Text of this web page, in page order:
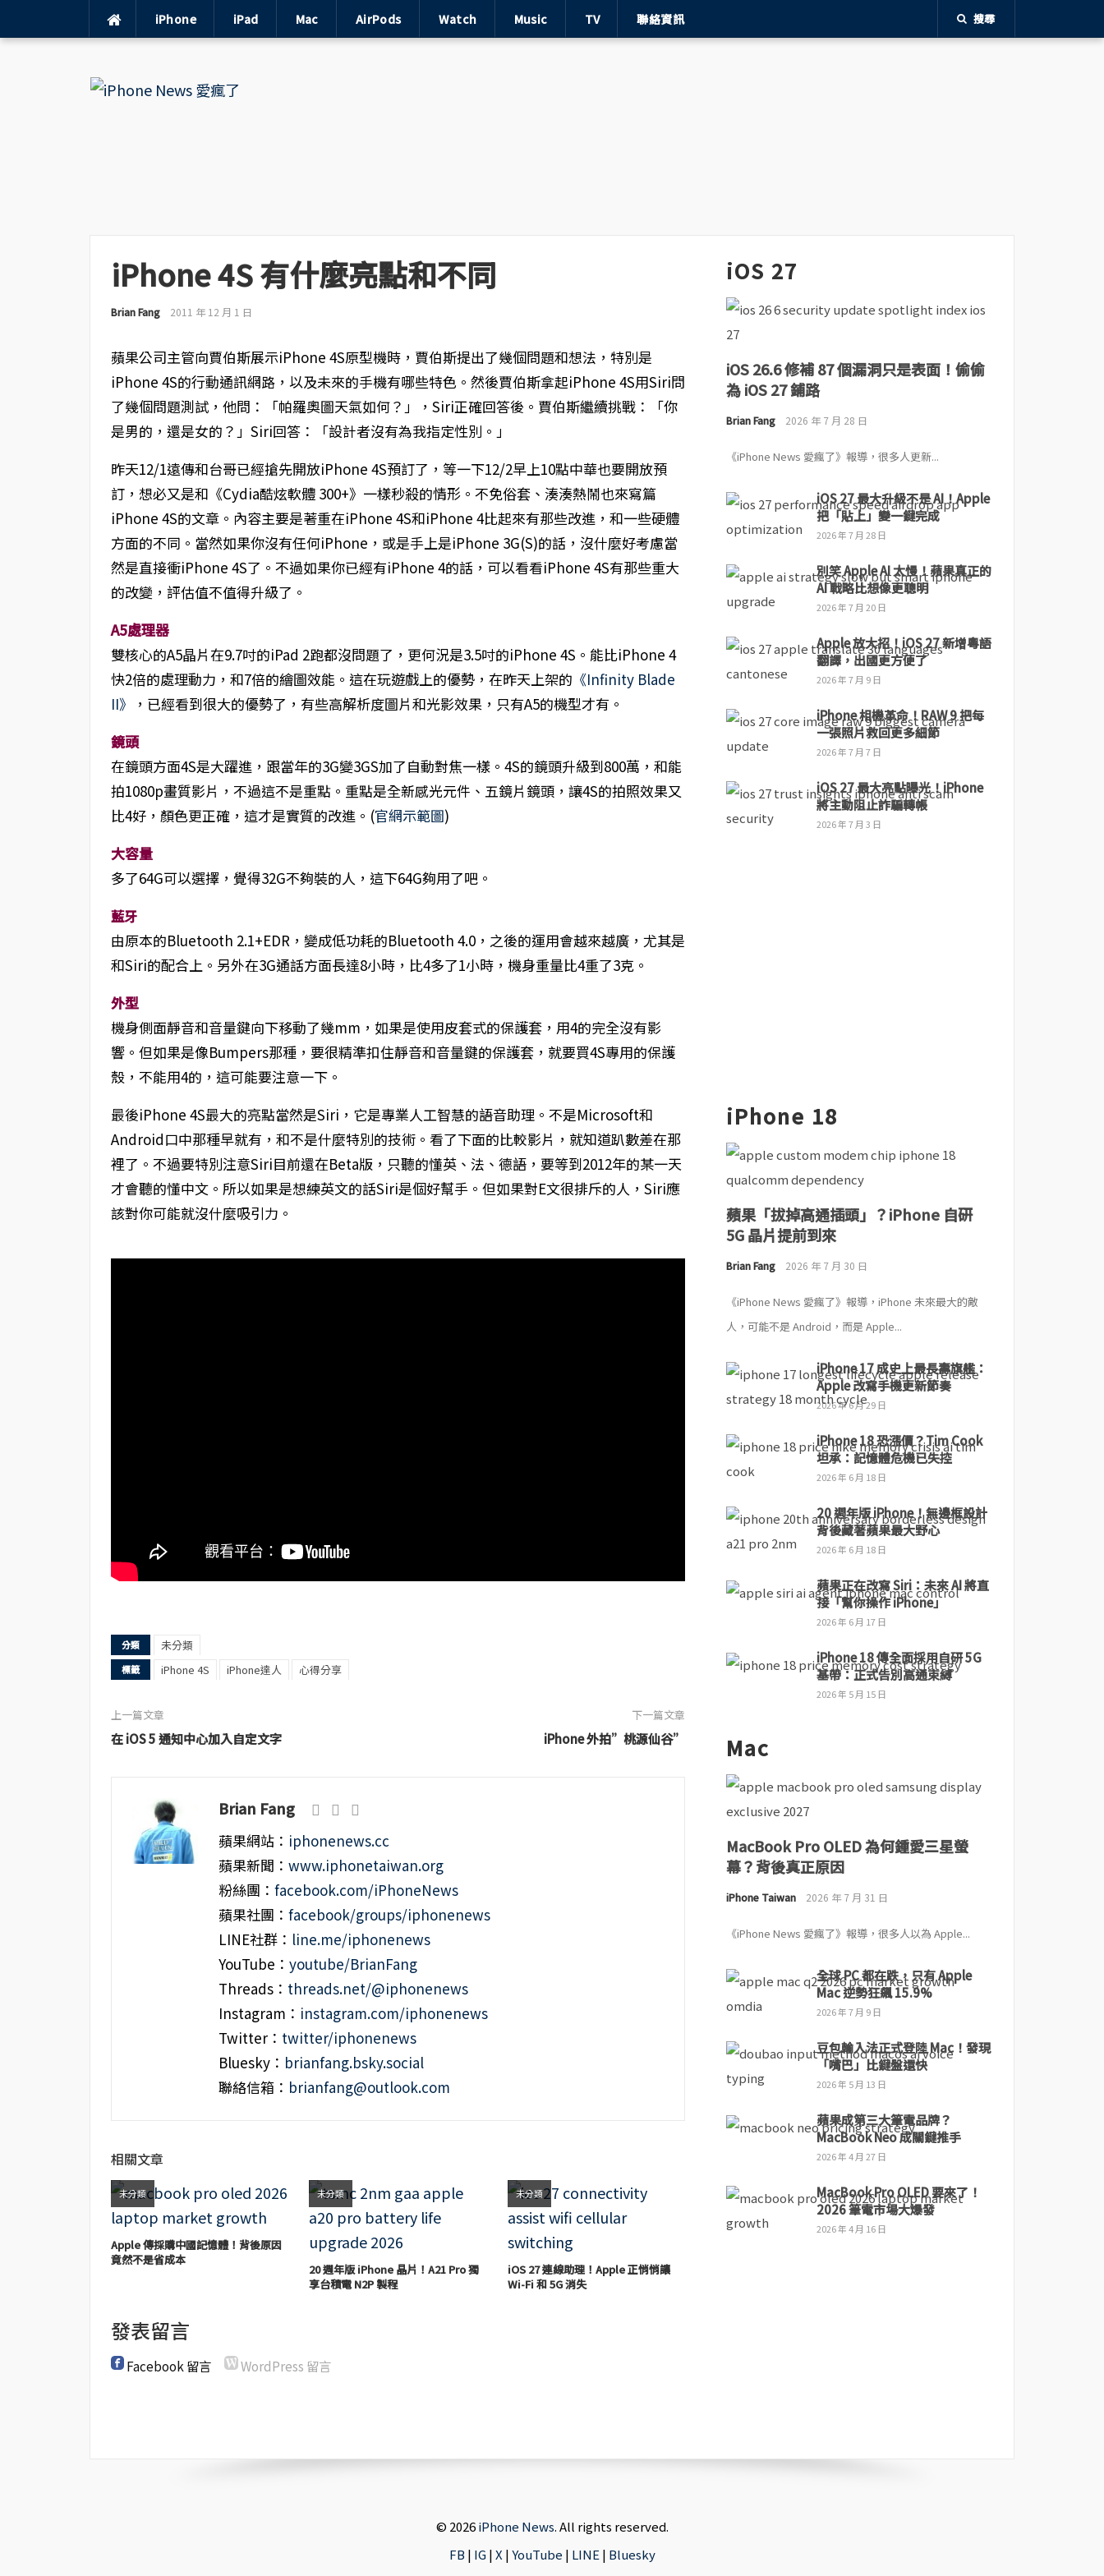
iPhone iPad Mac AirPods Watch Music TV 聯絡資訊 搜尋
iPhone 4S 有什麼亮點和不同
Brian Fang 2011 年 12 月 1 日
蘋果公司主管向賈伯斯展示iPhone 4S原型機時，賈伯斯提出了幾個問題和想法，特別是
iPhone 4S的行動通訊網路，以及未來的手機有哪些特色。然後賈伯斯拿起iPhone 4S用Siri問
了幾個問題測試，他問：「帕羅奧圖天氣如何？」，Siri正確回答後。賈伯斯繼續挑戰：「你
是男的，還是女的？」Siri回答：「設計者沒有為我指定性別。」
昨天12/1遠傳和台哥已經搶先開放iPhone 4S預訂了，等一下12/2早上10點中華也要開放預
訂，想必又是和《Cydia酷炫軟體 300+》一樣秒殺的情形。不免俗套、湊湊熱鬧也來寫篇
iPhone 4S的文章。內容主要是著重在iPhone 4S和iPhone 4比起來有那些改進，和一些硬體
方面的不同。當然如果你沒有任何iPhone，或是手上是iPhone 3G(S)的話，沒什麼好考慮當
然是直接衝iPhone 4S了。不過如果你已經有iPhone 4的話，可以看看iPhone 4S有那些重大
的改變，評估值不值得升級了。
A5處理器
雙核心的A5晶片在9.7吋的iPad 2跑都沒問題了，更何況是3.5吋的iPhone 4S。能比iPhone 4
快2倍的處理動力，和7倍的繪圖效能。這在玩遊戲上的優勢，在昨天上架的 《Infinity Blade
II》
，已經看到很大的優勢了，有些高解析度圖片和光影效果，只有A5的機型才有。
鏡頭
在鏡頭方面4S是大躍進，跟當年的3G變3GS加了自動對焦一樣。4S的鏡頭升級到800萬，和能
拍1080p畫質影片，不過這不是重點。重點是全新感光元件、五鏡片鏡頭，讓4S的拍照效果又
比4好，顏色更正確，這才是實質的改進。(官網示範圖)
大容量
多了64G可以選擇，覺得32G不夠裝的人，這下64G夠用了吧。
藍牙
由原本的Bluetooth 2.1+EDR，變成低功耗的Bluetooth 4.0，之後的運用會越來越廣，尤其是
和Siri的配合上。另外在3G通話方面長達8小時，比4多了1小時，機身重量比4重了3克。
外型
機身側面靜音和音量鍵向下移動了幾mm，如果是使用皮套式的保護套，用4的完全沒有影
響。但如果是像Bumpers那種，要很精準扣住靜音和音量鍵的保護套，就要買4S專用的保護
殼，不能用4的，這可能要注意一下。
最後iPhone 4S最大的亮點當然是Siri，它是專業人工智慧的語音助理。不是Microsoft和
Android口中那種早就有，和不是什麼特別的技術。看了下面的比較影片，就知道趴數差在那
裡了。不過要特別注意Siri目前還在Beta版，只聽的懂英、法、德語，要等到2012年的某一天
才會聽的懂中文。所以如果是想練英文的話Siri是個好幫手。但如果對E文很排斥的人，Siri應
該對你可能就沒什麼吸引力。
分類 未分類
標籤 iPhone 4S iPhone達人 心得分享
上一篇文章
在 iOS 5 通知中心加入自定文字
下一篇文章
iPhone 外拍”桃源仙谷”
Brian Fang
蘋果網站： iphonenews.cc
蘋果新聞： www.iphonetaiwan.org
粉絲團： facebook.com/iPhoneNews
蘋果社團： facebook/groups/iphonenews
LINE社群： line.me/iphonenews
YouTube： youtube/BrianFang
Threads： threads.net/@iphonenews
Instagram： instagram.com/iphonenews
Twitter： twitter/iphonenews
Bluesky： brianfang.bsky.social
聯絡信箱： brianfang@outlook.com
相關文章
未分類
Apple 傳採購中國記憶體！背後原因
竟然不是省成本
未分類
20 週年版 iPhone 晶片！A21 Pro 獨
享台積電 N2P 製程
未分類
iOS 27 連線助理！Apple 正悄悄讓
Wi-Fi 和 5G 消失
發表留言
Facebook 留言 WordPress 留言
iOS 27
iOS 26.6 修補 87 個漏洞只是表面！偷偷
為 iOS 27 鋪路
Brian Fang 2026 年 7 月 28 日
《iPhone News 愛瘋了》報導，很多人更新...
iOS 27 最大升級不是 AI！Apple
把「貼上」變一鍵完成
2026 年 7 月 28 日
別笑 Apple AI 太慢！蘋果真正的
AI 戰略比想像更聰明
2026 年 7 月 20 日
Apple 放大招！iOS 27 新增粵語
翻譯，出國更方便了
2026 年 7 月 9 日
iPhone 相機革命！RAW 9 把每
一張照片救回更多細節
2026 年 7 月 7 日
iOS 27 最大亮點曝光！iPhone
將主動阻止詐騙轉帳
2026 年 7 月 3 日
iPhone 18
蘋果「拔掉高通插頭」？iPhone 自研
5G 晶片提前到來
Brian Fang 2026 年 7 月 30 日
《iPhone News 愛瘋了》報導，iPhone 未來最大的敵
人，可能不是 Android，而是 Apple...
iPhone 17 成史上最長壽旗艦：
Apple 改寫手機更新節奏
2026 年 6 月 29 日
iPhone 18 恐漲價？Tim Cook
坦承：記憶體危機已失控
2026 年 6 月 18 日
20 週年版 iPhone！無邊框設計
背後藏著蘋果最大野心
2026 年 6 月 18 日
蘋果正在改寫 Siri：未來 AI 將直
接「幫你操作 iPhone」
2026 年 6 月 17 日
iPhone 18 傳全面採用自研 5G
基帶：正式告別高通束縛
2026 年 5 月 15 日
Mac
MacBook Pro OLED 為何鍾愛三星螢
幕？背後真正原因
iPhone Taiwan 2026 年 7 月 31 日
《iPhone News 愛瘋了》報導，很多人以為 Apple...
全球 PC 都在跌，只有 Apple
Mac 逆勢狂飆 15.9%
2026 年 7 月 9 日
豆包輸入法正式登陸 Mac！發現
「嘴巴」比鍵盤還快
2026 年 5 月 13 日
蘋果成第三大筆電品牌？
MacBook Neo 成關鍵推手
2026 年 4 月 27 日
MacBook Pro OLED 要來了！
2026 筆電市場大爆發
2026 年 4 月 16 日
© 2026iPhone News. All rights reserved.
FB | IG|X|YouTube | LINE| Bluesky